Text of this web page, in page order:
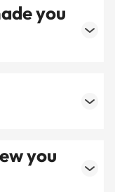
you
you